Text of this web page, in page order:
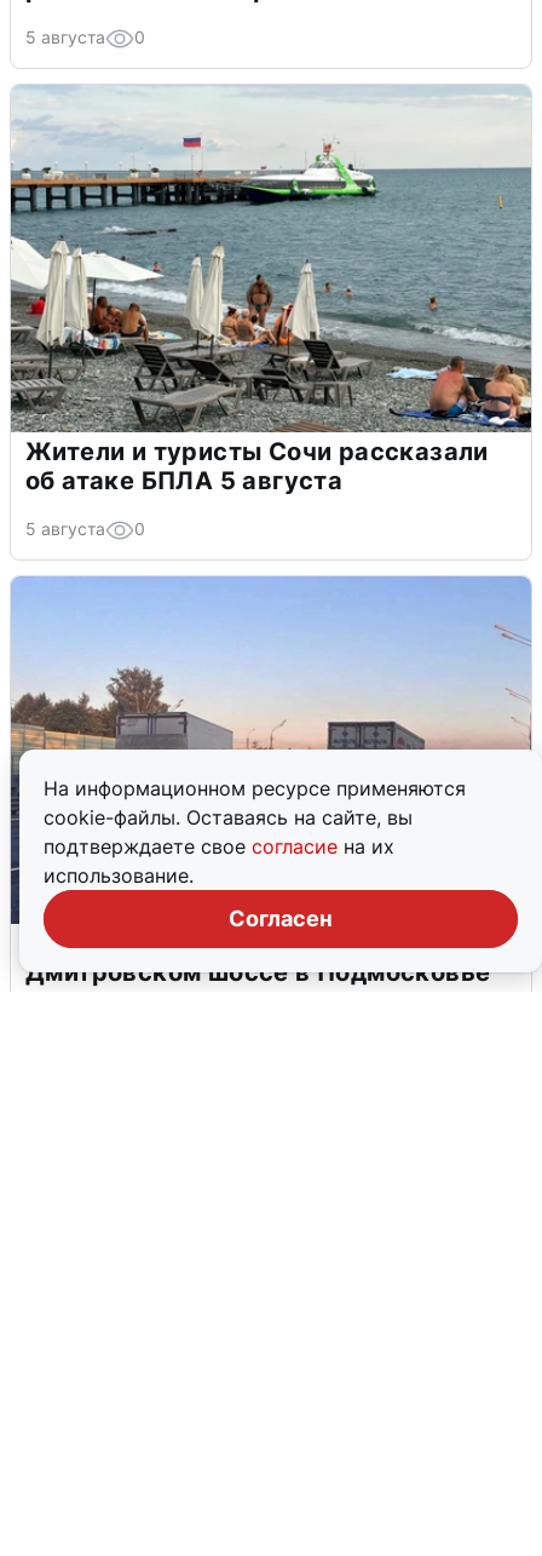
На информационном ресурсе применяются
cookie-файлы. Оставаясь на сайте, вы
подтверждаете свое согласие на их
использование.
Согласен
5 августа 0
Жители и туристы Сочи рассказали
об атаке БПЛА 5 августа
5 августа 0
Пять машин столкнулись на
Дмитровском шоссе в Подмосковье